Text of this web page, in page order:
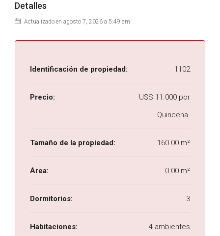
Detalles
Actualizado en agosto 7, 2026 a 5:49 am
Identificación de propiedad: 1102
Precio:
U$S 11.000 por
Quincena.
Tamaño de la propiedad: 160.00 m²
Área: 0.00 m²
Dormitorios: 3
Habitaciones: 4 ambientes